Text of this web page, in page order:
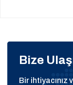
Bize
Bir ihtiyacınız